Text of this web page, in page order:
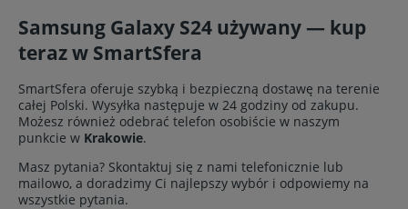
Samsung Galaxy S24 używany — kup
teraz w SmartSfera
SmartSfera oferuje szybką i bezpieczną dostawę na terenie
całej Polski. Wysyłka następuje w 24 godziny od zakupu.
Możesz również odebrać telefon osobiście w naszym
punkcie w Krakowie.
Masz pytania? Skontaktuj się z nami telefonicznie lub
mailowo, a doradzimy Ci najlepszy wybór i odpowiemy na
wszystkie pytania.